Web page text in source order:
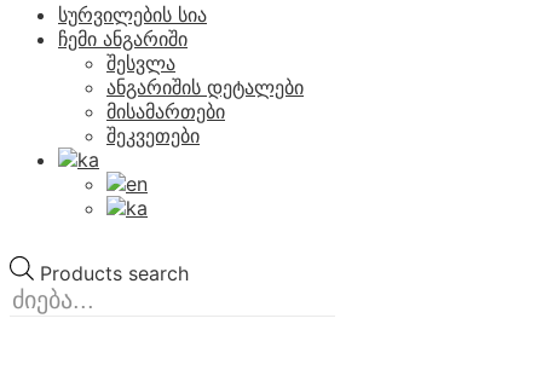
სურვილების სია
ჩემი ანგარიში
შესვლა
ანგარიშის დეტალები
მისამართები
შეკვეთები
Products search